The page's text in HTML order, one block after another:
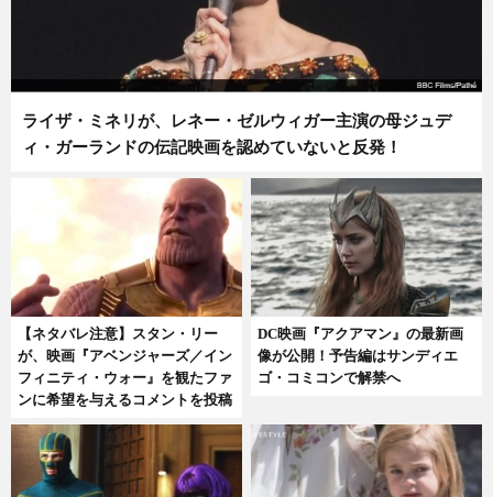
ライザ・ミネリが、レネー・ゼルウィガー主演の母ジュデ
ィ・ガーランドの伝記映画を認めていないと反発！
【ネタバレ注意】スタン・リー
が、映画『アベンジャーズ／イン
フィニティ・ウォー』を観たファ
ンに希望を与えるコメントを投稿
DC映画『アクアマン』の最新画
像が公開！予告編はサンディエ
ゴ・コミコンで解禁へ